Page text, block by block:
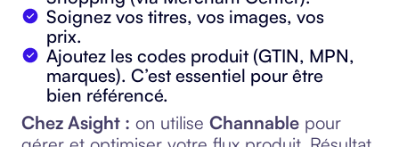
Soignez vos titres, vos images, vos
prix.
Ajoutez les codes produit (GTIN, MPN,
marques). C’est essentiel pour être
bien référencé.
Chez Asight : on utilise Channable pour